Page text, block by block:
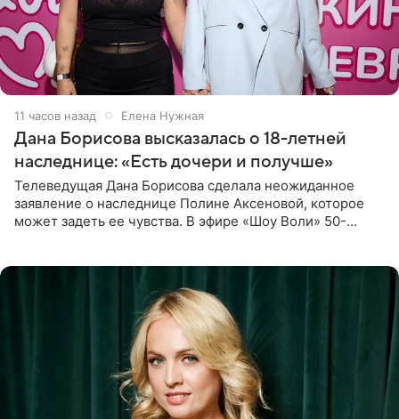
11 часов назад Елена Нужная
Дана Борисова высказалась о 18-летней
наследнице: «Есть дочери и получше»
Телеведущая Дана Борисова сделала неожиданное
заявление о наследнице Полине Аксеновой, которое
может задеть ее чувства. В эфире «Шоу Воли» 50-